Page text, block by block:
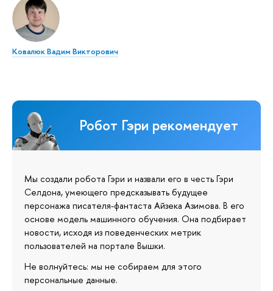
Ковалюк Вадим Викторович
Робот Гэри рекомендует
Мы создали робота Гэри и назвали его в честь Гэри
Селдона, умеющего предсказывать будущее
персонажа писателя-фантаста Айзека Азимова. В его
основе модель машинного обучения. Она подбирает
новости, исходя из поведенческих метрик
пользователей на портале Вышки.
Не волнуйтесь: мы не собираем для этого
персональные данные.